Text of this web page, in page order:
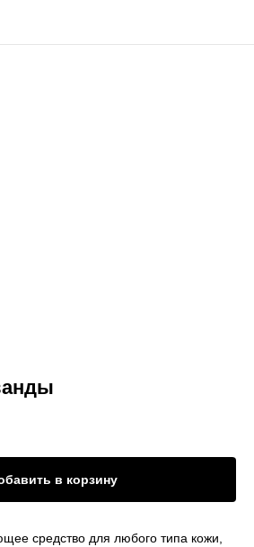
в корзину
средство для любого типа кожи,